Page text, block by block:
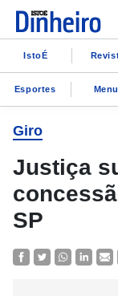
IstoÉ
Esportes Menu
Giro
Justiça
SP